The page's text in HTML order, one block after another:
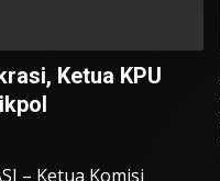
Ketua KPU
– Ketua Komisi